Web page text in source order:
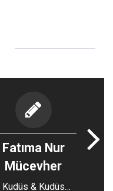
Fatıma Nur
Mücevher
Kudüs & Kudüs